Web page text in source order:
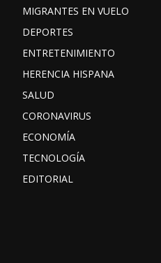
MIGRANTES EN VUELO
DEPORTES
ENTRETENIMIENTO
HERENCIA HISPANA
SALUD
CORONAVIRUS
ECONOMÍA
TECNOLOGÍA
EDITORIAL